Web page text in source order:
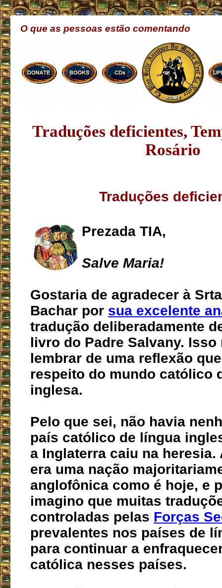
O que as pessoas estão comentando
Traduções deficientes,
Rosário
Traduções
Prezada TIA,
Salve Maria!
Gostaria de agradecer à
Bachar por sua excelente
tradução deliberadamente
livro do Padre Salvany. Isso
lembrar de uma reflexão
respeito do mundo católico
inglesa.
Pelo que sei, não havia
país católico de língua
a Inglaterra caiu na heresia.
era uma nação
anglofônica como é hoje, e
imagino que muitas
controladas pelas Forças
prevalentes nos países de
para continuar a
católica nesses países.